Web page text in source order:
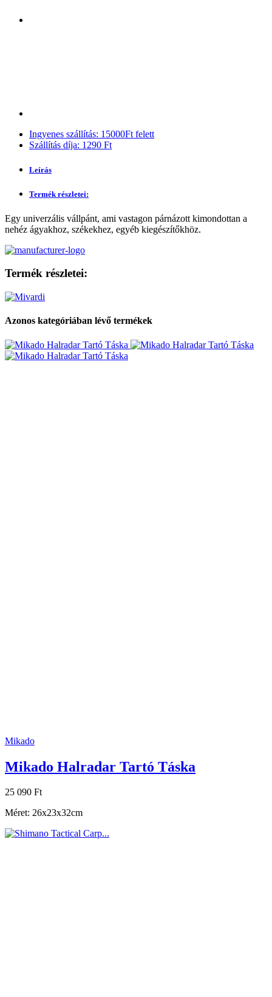
Ingyenes szállítás: 15000Ft felett
Szállítás díja: 1290 Ft
Leírás
Termék részletei:
Egy univerzális vállpánt, ami vastagon párnázott kimondottan a
nehéz ágyakhoz, székekhez, egyéb kiegészítőkhöz.
Termék részletei:
Azonos kategóriában lévő termékek
Mikado
Mikado Halradar Tartó Táska
25 090 Ft
Méret: 26x23x32cm